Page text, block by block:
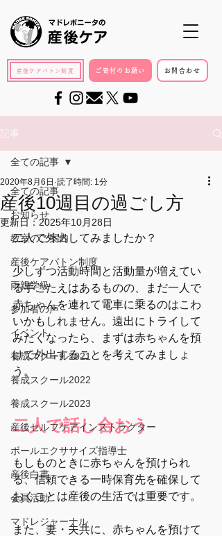
産後ケアバトン制度 ご寄付のお願い お問合わせ
記事
全ての記事
お知らせ
教室のご案内
産後ケアバトン制度
両親学級
参加者の声
イベント
養成スクール2021
養成スクール2022
養成スクール2023
産後セルフケアインストラクター
ボールエクササイズ指導士
産後白書
会員活動
マドレジャーナル
全ての記事
産後10週目の過ごし方
2020年8月6日 読了時間: 1分
更新日：2025年10月28日
二人で外出してみましたか？
少しずつ活動時間と活動量が増えてい
る手ごたえはあるものの、まだ一人で
赤ちゃんを連れて電車に乗るのはこわ
いかもしれません。遠出にトライして
みたくなったら、まずは赤ちゃんを預
けて外出することを考えてみましょ
う。
二人で話し合おう
もしものときに赤ちゃんを預けられ
る、信頼できる一時保育先を確保して
おくことは産後の生活では重要です。
また、妻・夫共に、赤ちゃんを預けて